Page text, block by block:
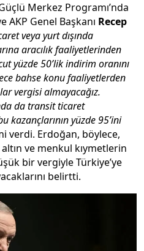
Merkez Programı’nda
AKP Genel Başkanı Recep
veya yurt dışında
aracılık faaliyetlerinden
yüzde 50’lik indirim oranını
bahse konu faaliyetlerden
vergisi almayacağız.
da transit ticaret
kazançlarının yüzde 95’ini
verdi. Erdoğan, böylece,
ve menkul kıymetlerin
bir vergiyle Türkiye’ye
belirtti.